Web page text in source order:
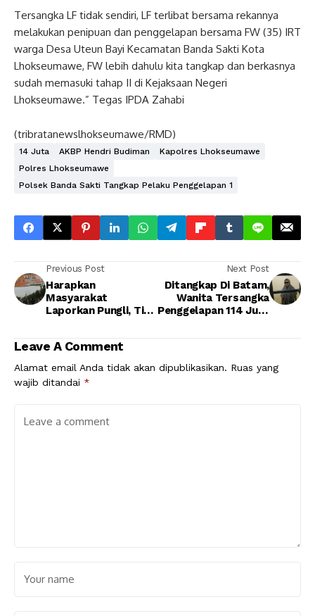
Tersangka LF tidak sendiri, LF terlibat bersama rekannya
melakukan penipuan dan penggelapan bersama FW (35) IRT
warga Desa Uteun Bayi Kecamatan Banda Sakti Kota
Lhokseumawe, FW lebih dahulu kita tangkap dan berkasnya
sudah memasuki tahap II di Kejaksaan Negeri
Lhokseumawe.” Tegas IPDA Zahabi
(tribratanewslhokseumawe/RMD)
14 Juta AKBP Hendri Budiman
Kapolres Lhokseumawe
Polres Lhokseumawe
Polsek Banda Sakti Tangkap Pelaku Penggelapan 1
Previous Post
Harapkan
Masyarakat
Laporkan Pungli, Tim
Next Post
Ditangkap Di Batam,
Wanita Tersangka
Penggelapan 114 Juta
Leave A Comment
Alamat email Anda tidak akan dipublikasikan. Ruas yang
wajib ditandai *